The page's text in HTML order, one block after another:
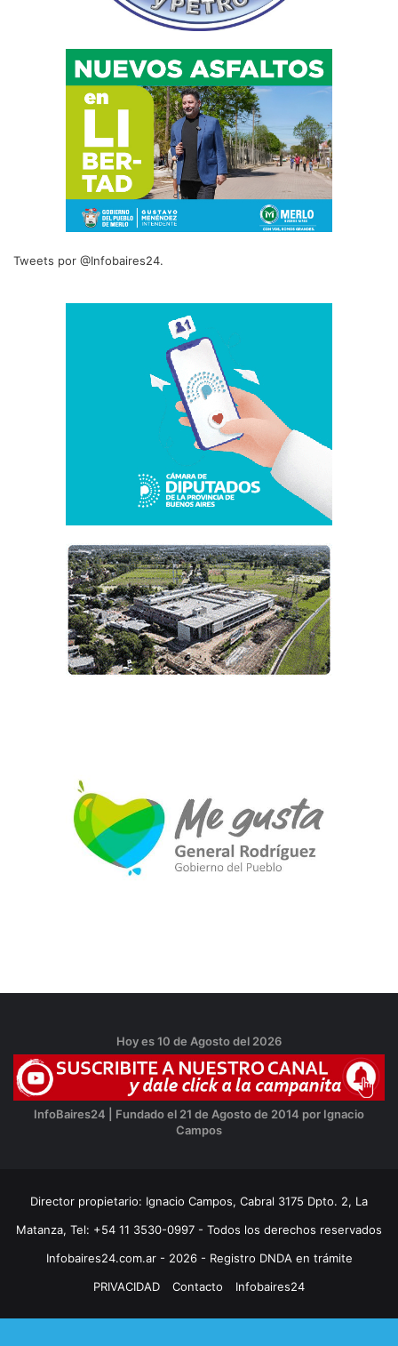
Tweets por @Infobaires24.
Hoy es 10 de Agosto del 2026
InfoBaires24 | Fundado el 21 de Agosto de 2014 por Ignacio
Campos
Director propietario: Ignacio Campos, Cabral 3175 Dpto. 2, La
Matanza, Tel: +54 11 3530-0997 - Todos los derechos reservados
Infobaires24.com.ar - 2026 - Registro DNDA en trámite
PRIVACIDAD
Contacto Infobaires24